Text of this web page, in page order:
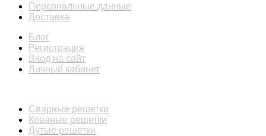
Персональные данные
Доставка
Блог
Регистрация
Вход на сайт
Личный кабинет
Сварные решетки
Кованые решетки
Дутые решетки